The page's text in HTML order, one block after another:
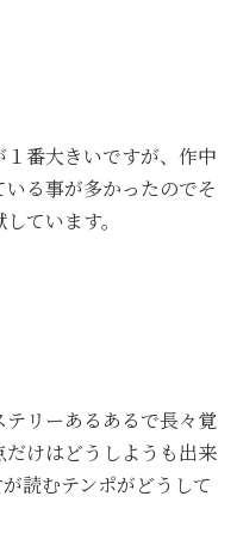
番大きいですが、作中
いる事が多かったのでそ
ています。
リーあるあるで長々覚
けはどうしようも出来
読むテンポがどうして